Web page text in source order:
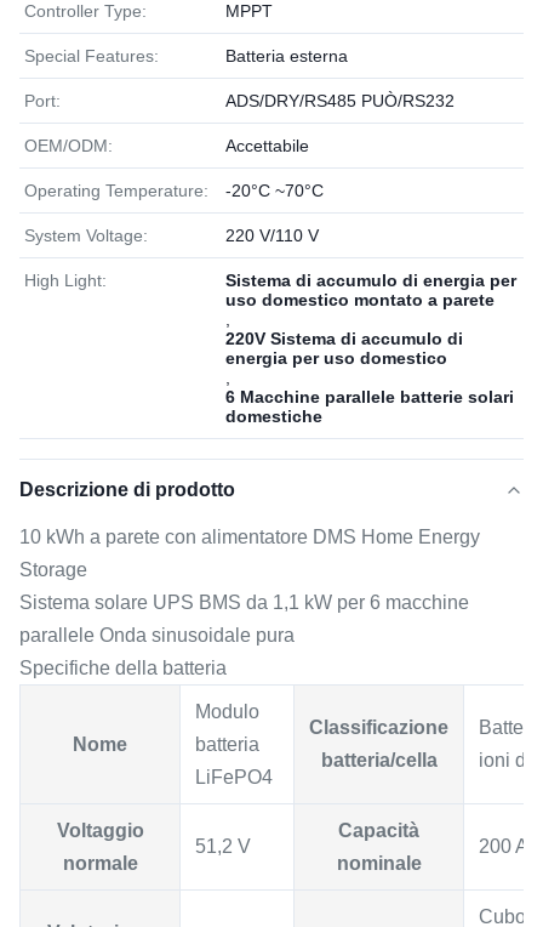
Controller Type: MPPT
Special Features: Batteria esterna
Port: ADS/DRY/RS485 PUÒ/RS232
OEM/ODM: Accettabile
Operating Temperature: -20°C ~70°C
System Voltage: 220 V/110 V
High Light:
Sistema di accumulo di energia per
uso domestico montato a parete
220V Sistema di accumulo di
energia per uso domestico
6 Macchine parallele batterie solari
domestiche
Descrizione di prodotto
10 kWh a parete con alimentatore DMS Home Energy
Storage
Sistema solare UPS BMS da 1,1 kW per 6 macchine
parallele Onda sinusoidale pura
Specifiche della batteria
Nome
Modulo
batteria
LiFePO4
Classificazione
batteria/cella
ioni di
Voltaggio
normale
51,2 V
Capacità
nominale
200 Ah